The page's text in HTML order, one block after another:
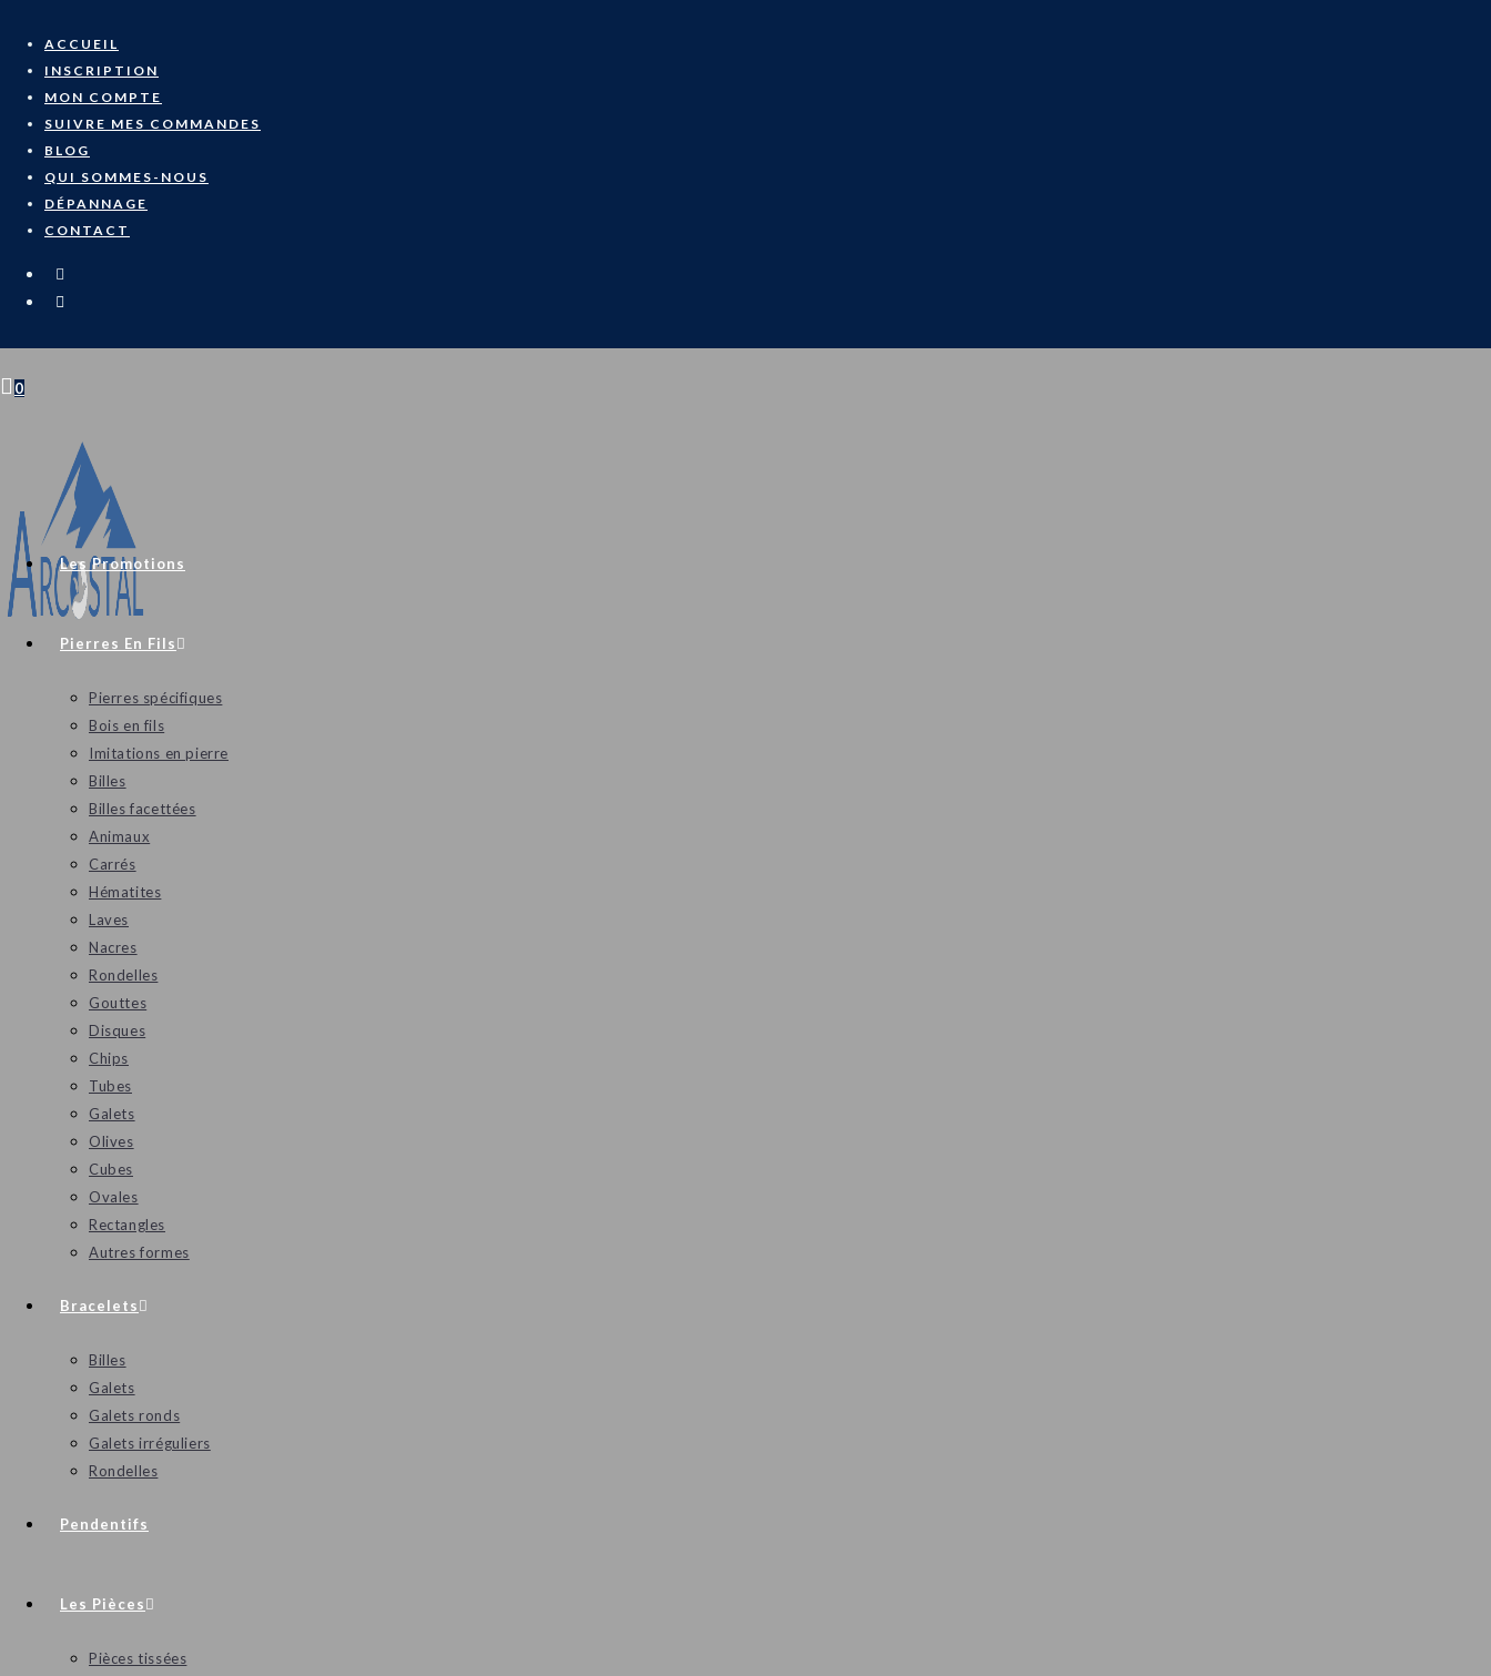
content
ACCUEIL
INSCRIPTION
MON COMPTE
SUIVRE MES COMMANDES
BLOG
QUI SOMMES-NOUS
DÉPANNAGE
CONTACT
0
Les Promotions
Pierres En Fils
Pierres spécifiques
Bois en fils
Imitations en pierre
Billes
Billes facettées
Animaux
Carrés
Hématites
Laves
Nacres
Rondelles
Gouttes
Disques
Chips
Tubes
Galets
Olives
Cubes
Ovales
Rectangles
Autres formes
Bracelets
Billes
Galets
Galets ronds
Galets irréguliers
Rondelles
Pendentifs
Les Pièces
Pièces tissées